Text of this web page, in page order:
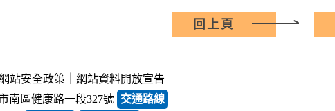
回上頁
站安全政策
網站資料開放宣告
南區健康路一段327號 交通路線